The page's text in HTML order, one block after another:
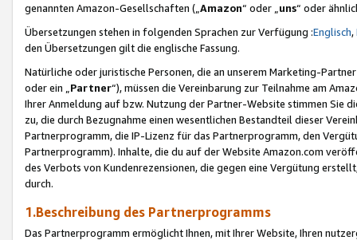
genannten Amazon-Gesellschaften („Amazon“ oder „uns“ oder
Übersetzungen stehen in folgenden Sprachen zur Verfügung :Englisch,
den Übersetzungen gilt die englische Fassung.
Natürliche oder juristische Personen, die an unserem Marketing-
oder ein „Partner“), müssen die Vereinbarung zur Teilnahme am
Ihrer Anmeldung auf bzw. Nutzung der Partner-Website stimmen Sie
zu, die durch Bezugnahme einen wesentlichen Bestandteil dieser
Partnerprogramm, die IP-Lizenz für das Partnerprogramm, den
Partnerprogramm). Inhalte, die du auf der Website Amazon.com
des Verbots von Kundenrezensionen, die gegen eine Vergütung
durch.
1.Beschreibung des Partnerprogramms
Das Partnerprogramm ermöglicht Ihnen, mit Ihrer Website, Ihren